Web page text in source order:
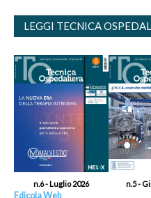
LEGGI TECNICA
n.6 - Luglio 2026 n.5 -
Edicola Web